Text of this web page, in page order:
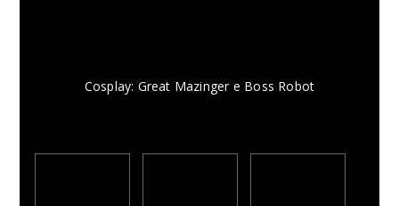
Cosplay: Great Mazinger e Boss Robot